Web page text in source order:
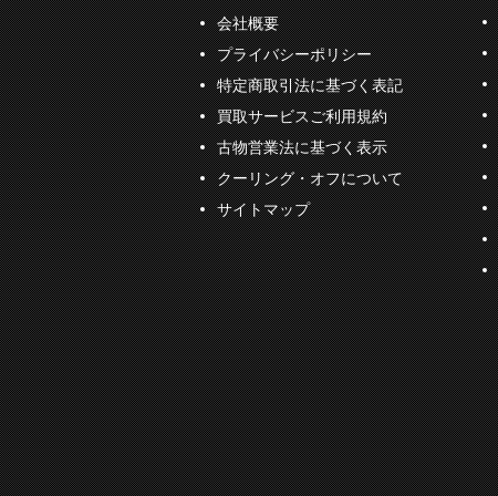
会社概要
プライバシーポリシー
特定商取引法に基づく表記
買取サービスご利用規約
古物営業法に基づく表示
クーリング・オフについて
サイトマップ